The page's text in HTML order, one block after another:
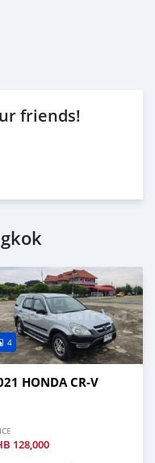
friends!
4
HONDA CR-V
128,000